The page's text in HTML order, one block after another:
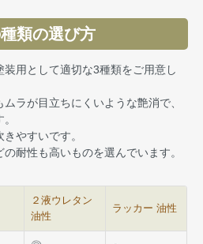
類の選び方
用として適切な3種類をご用意し
ラが目立ちにくいような艶消で、
やすいです。
耐性も高いものを選んでいます。
２液ウレタン
油性
ラッカー 油性